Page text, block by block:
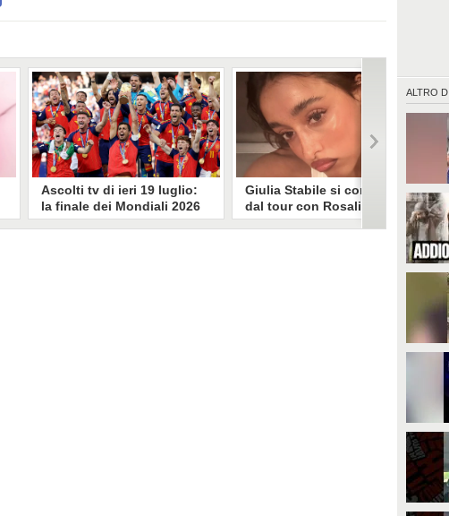
ALTRO DI
Ascolti tv di ieri 19 luglio:
la finale dei Mondiali 2026
Spagna-Argentina
Giulia Stabile si confessa
dal tour con Rosalia: "Non
sono stata bene, costretta
ballo di Rosalia, Giulia Stabile si è
altri. A volte è già dentro di noi".